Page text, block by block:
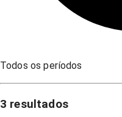
Todos os períodos
3 resultados